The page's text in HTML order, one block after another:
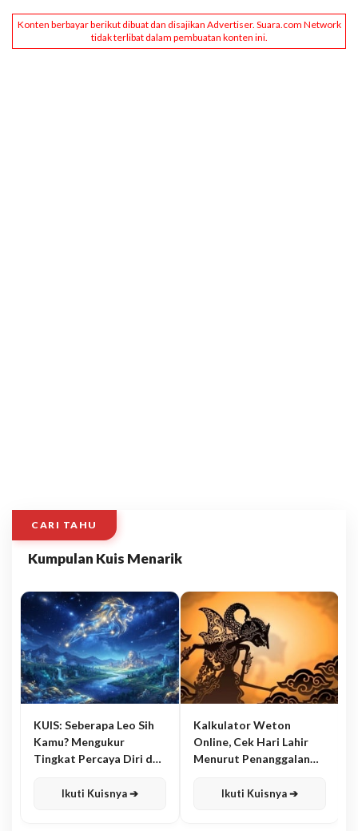
CARI TAHU
Kumpulan Kuis Menarik
KUIS: Seberapa Leo Sih
Kamu? Mengukur
Tingkat Percaya Diri dan
Ikuti Kuisnya ➔
Kalkulator Weton
Online, Cek Hari Lahir
Menurut Penanggalan
Ikuti Kuisnya ➔